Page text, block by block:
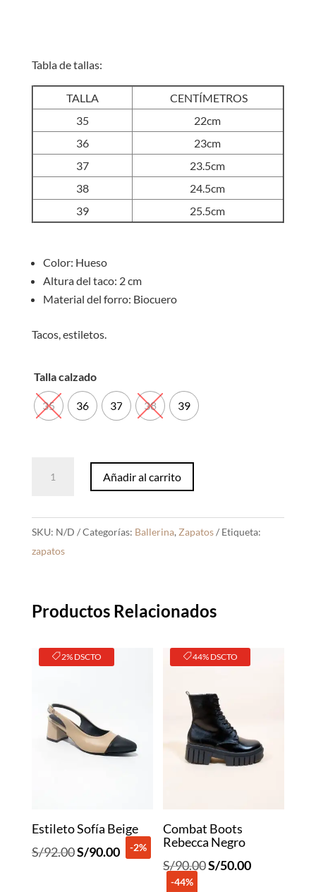
Tabla de tallas:
TALLA
CENTÍMETROS
35
22cm
36
23cm
37
23.5cm
38
24.5cm
39
25.5cm
Color: Hueso
Altura del taco: 2 cm
Material del forro: Biocuero
Tacos, estiletos.
Talla calzado
35 36 37 38 39
Kaila
Añadir al carrito
SKU: N/D Categorías: Ballerina, Zapatos
Etiqueta:
zapatos
Productos Relacionados
2% DSCTO
Estileto Sofía Beige
S/92.00El
S/90.00El
-2%
44% DSCTO
Combat Boots
Rebecca Negro
S/90.00El
S/50.00El
-44%